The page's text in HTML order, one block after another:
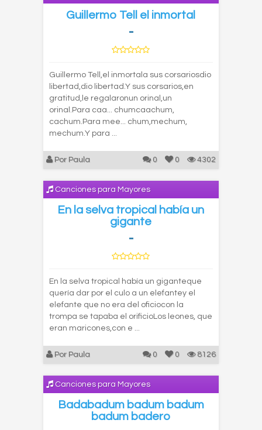
Guillermo Tell el inmortal
-
Guillermo Tell,el inmortala sus corsariosdio
libertad,dio libertad.Y sus corsarios,en
gratitud,le regalaronun orinal,un
orinal.Para caa... chumcaachum,
cachum.Para mee... chum,mechum,
mechum.Y para ...
Por Paula 0 0 4302
Canciones para Mayores
En la selva tropical había un
gigante
-
En la selva tropical había un giganteque
quería dar por el culo a un elefantey el
elefante que no era del oficiocon la
trompa se tapaba el orificioLos leones, que
eran maricones,con e ...
Por Paula 0 0 8126
Canciones para Mayores
Badabadum badum badum
badum badero